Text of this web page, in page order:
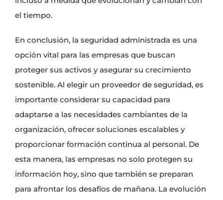
el tiempo.
En conclusión, la seguridad administrada es una
opción vital para las empresas que buscan
proteger sus activos y asegurar su crecimiento
sostenible. Al elegir un proveedor de seguridad, es
importante considerar su capacidad para
adaptarse a las necesidades cambiantes de la
organización, ofrecer soluciones escalables y
proporcionar formación continua al personal. De
esta manera, las empresas no solo protegen su
información hoy, sino que también se preparan
para afrontar los desafíos de mañana. La evolución